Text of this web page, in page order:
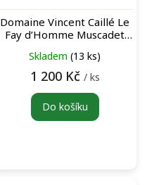
Domaine Vincent Caillé Le
Fay d’Homme Muscadet
Gneiss bílé víno
Skladem (13 ks)
1 200 Kč / ks
Do košíku